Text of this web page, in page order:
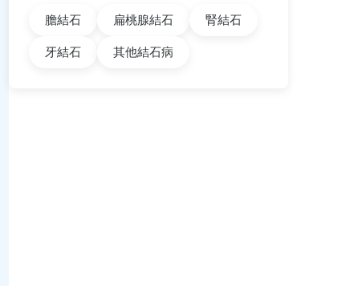
膽結石 扁桃腺結石 腎結石
牙結石 其他結石病